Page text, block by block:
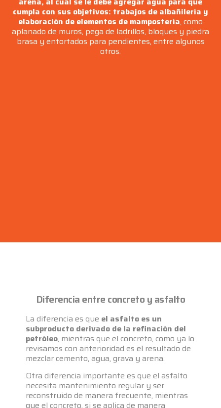
cumpla con sus objetivos: trabajos de albañilería y
elaboración de elementos de mampostería, como
aplanado de muros, pega de ladrillos, bloques y piedra
brasa y entortados para pendientes, entre algunos
otros.
Diferencia entre concreto y asfalto
La diferencia es que el asfalto es un
subproducto derivado de la refinación del
petróleo, mientras que el concreto, como ya lo
revisamos con anterioridad es el resultado de
mezclar cemento, agua, grava y arena.
Otra diferencia importante es que el asfalto
necesita mantenimiento regular y ser
reconstruido de manera frecuente, mientras
que el concreto, si se aplica de manera